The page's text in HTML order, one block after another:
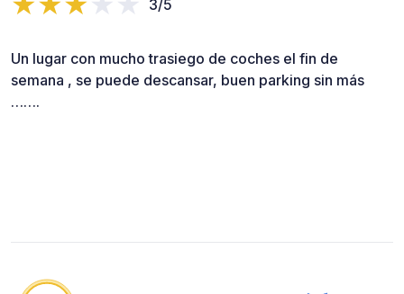
3/5
Un lugar con mucho trasiego de coches el fin de
semana , se puede descansar, buen parking sin más
…….